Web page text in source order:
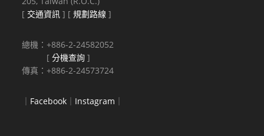
[ 交通資訊 ] [規劃路線 ]
總機：+886-2-24582052
[分機查詢 ]
傳真：+886-2-24573724
｜ Facebook ｜ Instagram ｜